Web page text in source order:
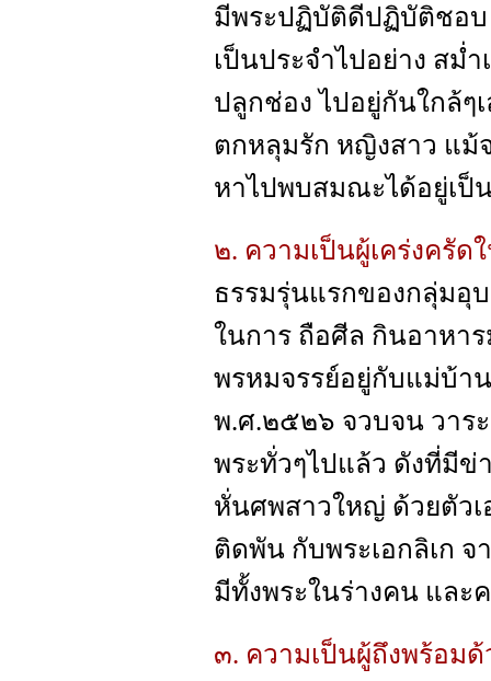
มีพระปฏิบัติดีปฏิบัติชอบ
เป็นประจำไปอย่าง สม่
ปลูกช่อง ไปอยู่กันใกล้ๆ
ตกหลุมรัก หญิงสาว แม้
หาไปพบสมณะได้อยู่เป็
๒. ความเป็นผู้เคร่งครัด
ธรรมรุ่นแรกของกลุ่มอุ
ในการ ถือศีล กินอาหา
พรหมจรรย์อยู่กับแม่บ้า
พ.ศ.๒๕๒๖ จวบจน วาร
พระทั่วๆไปแล้ว ดังที่มีข่
หั่นศพสาวใหญ่ ด้วยตัวเ
ติดพัน กับพระเอกลิเก
มีทั้งพระในร่างคน และ
๓. ความเป็นผู้ถึงพร้อมด้